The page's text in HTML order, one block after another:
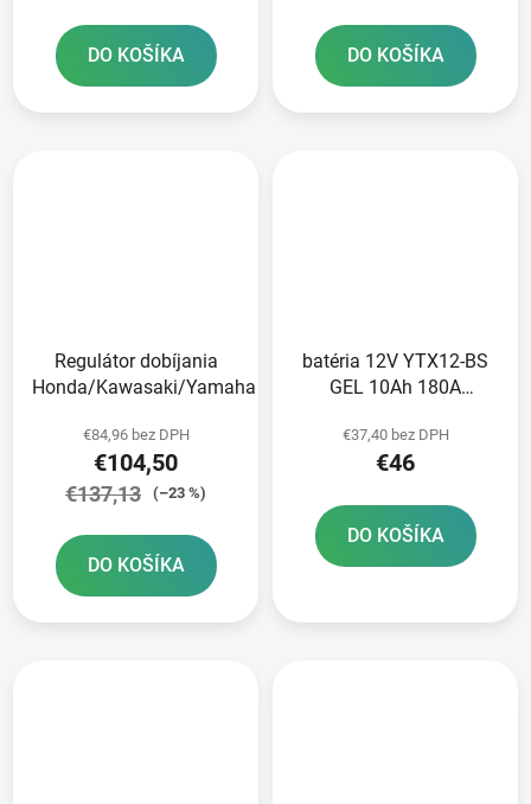
DO KOŠÍKA DO KOŠÍKA
Regulátor dobíjania
Honda/Kawasaki/Yamaha
€84,96 bez DPH
€104,50
€137,13 (–23 %)
DO KOŠÍKA
batéria 12V YTX12-BS
GEL 10Ah 180A
technológia 150x87x130
A-TECH aktivovaná z
€37,40 bez DPH
€46
DO KOŠÍKA